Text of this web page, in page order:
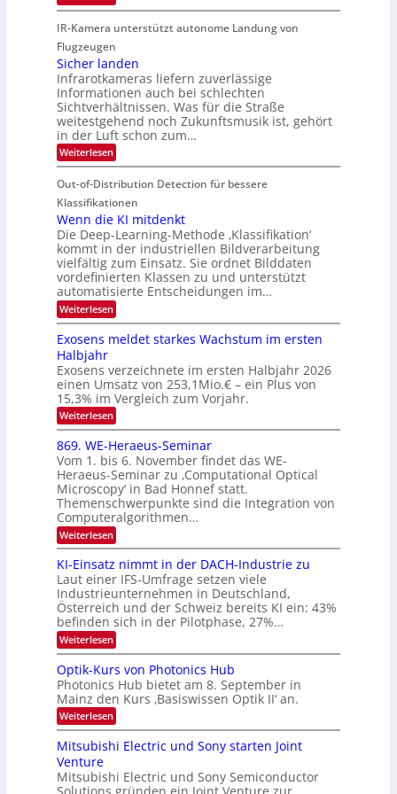
K
-
M
e
m
s
u
n
d
M
a
n
t
i
S
p
e
c
t
r
g
l
i
c
h
k
e
i
t
e
d
e
r
i
n
V
I
S
I
O
N
T
e
c
h
T
a
l
k
G
u
i
d
e
d
T
o
u
r
u
d
e
r
V
S
O
N
2
0
2
6
IR-Kamera unterstützt autonome Landung von
Flugzeugen
Sicher landen
Infrarotkameras liefern zuverlässige
Informationen auch bei schlechten
Sichtverhältnissen. Was für die Straße
weitestgehend noch Zukunftsmusik ist, gehört
in der Luft schon zum…
Weiterlesen:
S
c
h
l
a
n
d
e
n
Out-of-Distribution Detection für bessere
Klassifikationen
Wenn die KI mitdenkt
Die Deep-Learning-Methode ‚Klassifikation‘
kommt in der industriellen Bildverarbeitung
vielfältig zum Einsatz. Sie ordnet Bilddaten
vordefinierten Klassen zu und unterstützt
automatisierte Entscheidungen im…
Weiterlesen:
W
n
d
i
e
K
I
m
i
t
d
e
n
k
t
Exosens meldet starkes Wachstum im ersten
Halbjahr
Exosens verzeichnete im ersten Halbjahr 2026
einen Umsatz von 253,1Mio.€ – ein Plus von
15,3% im Vergleich zum Vorjahr.
Weiterlesen:
E
x
o
s
e
n
s
m
e
l
d
e
t
s
t
a
r
k
e
W
a
c
h
s
u
i
m
869. WE-Heraeus-Seminar
Vom 1. bis 6. November findet das WE-
Heraeus-Seminar zu ‚Computational Optical
Microscopy‘ in Bad Honnef statt.
Themenschwerpunkte sind die Integration von
Computeralgorithmen…
Weiterlesen:
8
9
.
W
E
-
H
e
r
a
e
u
s
-
S
e
n
KI-Einsatz nimmt in der DACH-Industrie zu
Laut einer IFS-Umfrage setzen viele
Industrieunternehmen in Deutschland,
Österreich und der Schweiz bereits KI ein: 43%
befinden sich in der Pilotphase, 27%…
Weiterlesen:
K
-
E
i
n
s
t
n
Optik-Kurs von Photonics Hub
Photonics Hub bietet am 8. September in
Mainz den Kurs ‚Basiswissen Optik II‘ an.
Weiterlesen:
O
p
t
k
-
Mitsubishi Electric und Sony starten Joint
Venture
Mitsubishi Electric und Sony Semiconductor